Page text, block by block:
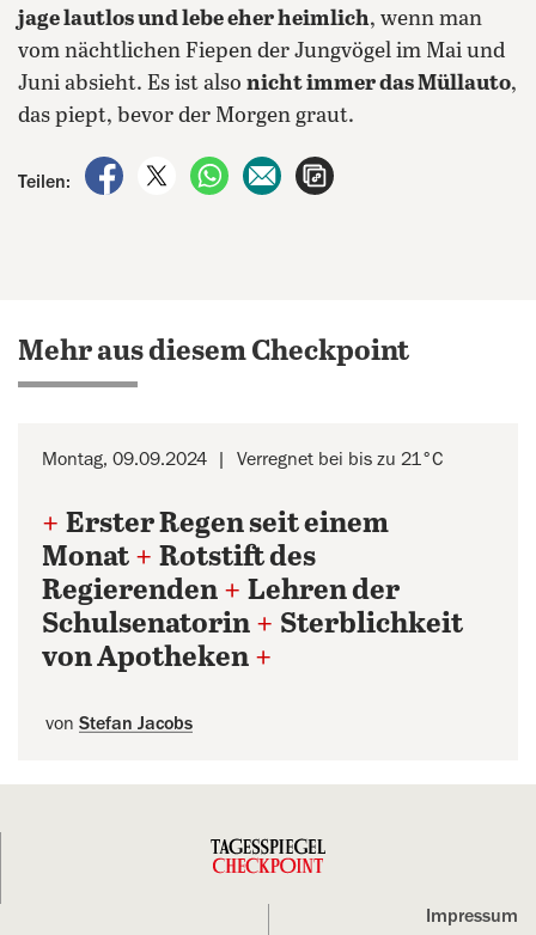
jage lautlos und lebe eher heimlich, wenn man
vom nächtlichen Fiepen der Jungvögel im Mai und
Juni absieht. Es ist also nicht immer das Müllauto,
das piept, bevor der Morgen graut.
Teilen:
auf Facebook teilen
auf X teilenper WhatsApp teilen
per E-Mail teilen
Mehr aus diesem Checkpoint
Montag, 09.09.2024 Verregnet bei bis zu 21°C
+ Erster Regen seit einem
Monat + Rotstift des
Regierenden + Lehren der
Schulsenatorin + Sterblichkeit
von Apotheken +
von Stefan Jacobs
Impressum